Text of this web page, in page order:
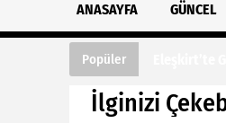
ANASAYFA GÜNCEL
Popüler
İlginizi